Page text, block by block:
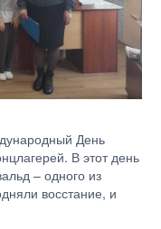
День
В этот день
– одного из
восстание, и